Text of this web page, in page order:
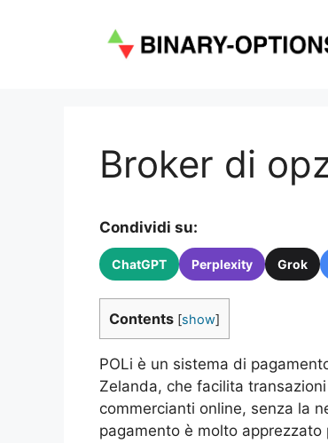
Broker di
Condividi su:
ChatGPT Perplexity Grok
Contents [show]
POLi è un sistema di
Zelanda, che facilita
commercianti online, senza la
pagamento è molto apprezzato